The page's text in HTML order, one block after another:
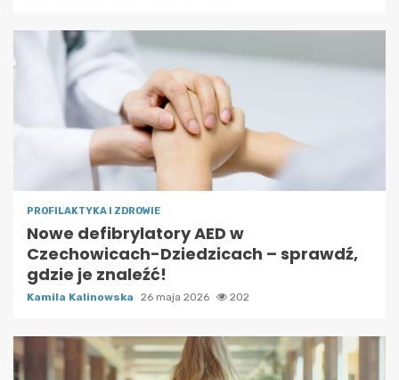
PROFILAKTYKA I ZDROWIE
Nowe defibrylatory AED w
Czechowicach-Dziedzicach – sprawdź,
gdzie je znaleźć!
Kamila Kalinowska 26 maja 2026 202